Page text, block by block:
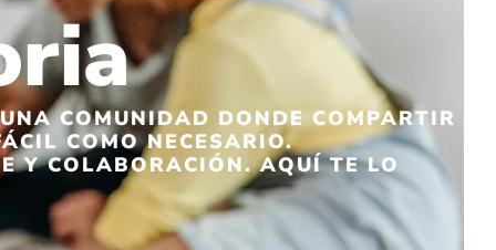
COMUNIDAD DONDE COMPARTIR
COMO NECESARIO.
Y COLABORACIÓN. AQUÍ TE LO